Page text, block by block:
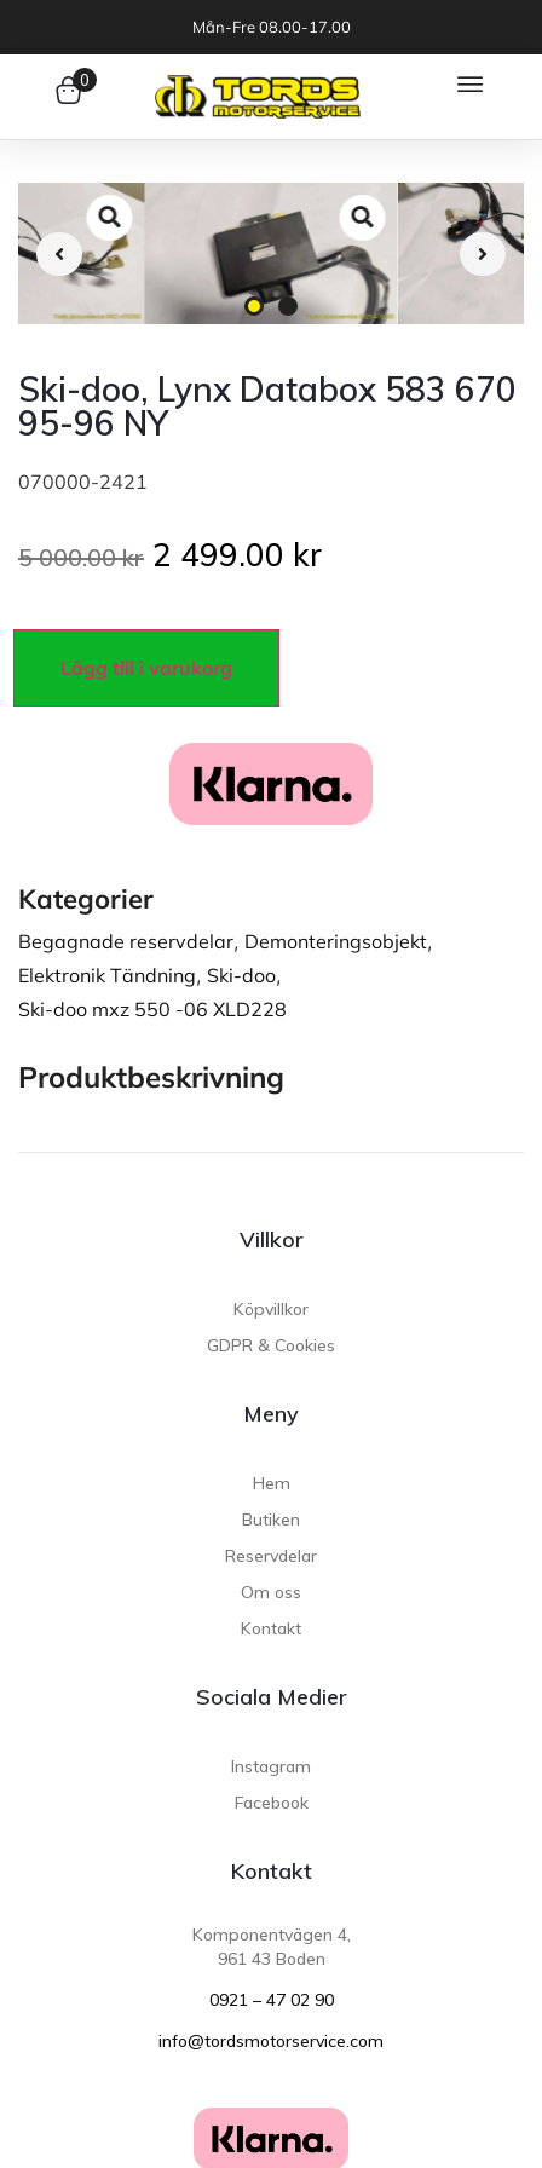
Mån-Fre 08.00-17.00
0
Ski-doo, Lynx Databox 583 670
95-96 NY
070000-2421
5 000.00kr 2 499.00 kr
Lägg till i varukorg
Kategorier
Begagnade reservdelar, Demonteringsobjekt,
Elektronik Tändning, Ski-doo,
Ski-doo mxz 550 -06 XLD228
Produktbeskrivning
Villkor
Köpvillkor
GDPR & Cookies
Meny
Hem
Butiken
Reservdelar
Om oss
Kontakt
Sociala Medier
Instagram
Facebook
Kontakt
Komponentvägen 4,
961 43 Boden
0921 – 47 02 90
info@tordsmotorservice.com